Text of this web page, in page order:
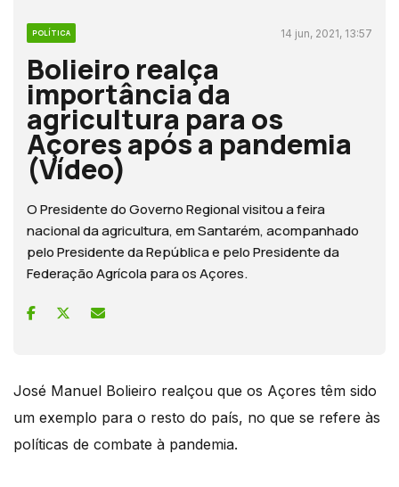
POLÍTICA 14 jun, 2021, 13:57
Bolieiro realça
importância da
agricultura para os
Açores após a pandemia
(Vídeo)
O Presidente do Governo Regional visitou a feira
nacional da agricultura, em Santarém, acompanhado
pelo Presidente da República e pelo Presidente da
Federação Agrícola para os Açores.
José Manuel Bolieiro realçou que os Açores têm sido
um exemplo para o resto do país, no que se refere às
políticas de combate à pandemia.